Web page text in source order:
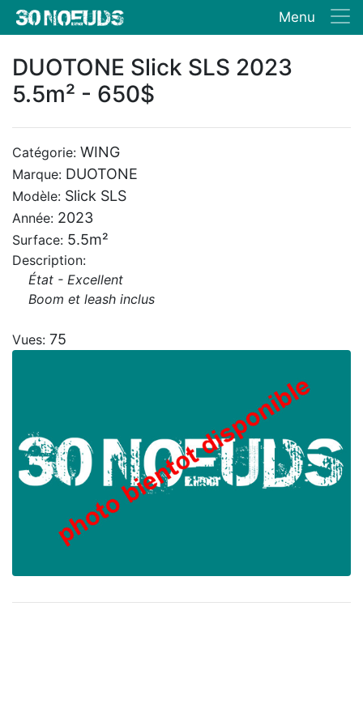
Menu
DUOTONE Slick SLS 2023
5.5m² - 650$
Catégorie: WING
Marque: DUOTONE
Modèle: Slick SLS
Année: 2023
Surface: 5.5m²
Description:
État - Excellent
Boom et leash inclus
Vues: 75